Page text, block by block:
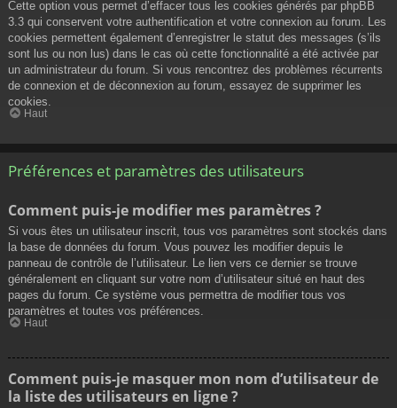
Cette option vous permet d’effacer tous les cookies générés par phpBB
3.3 qui conservent votre authentification et votre connexion au forum. Les
cookies permettent également d’enregistrer le statut des messages (s’ils
sont lus ou non lus) dans le cas où cette fonctionnalité a été activée par
un administrateur du forum. Si vous rencontrez des problèmes récurrents
de connexion et de déconnexion au forum, essayez de supprimer les
cookies.
Haut
Préférences et paramètres des utilisateurs
Comment puis-je modifier mes paramètres ?
Si vous êtes un utilisateur inscrit, tous vos paramètres sont stockés dans
la base de données du forum. Vous pouvez les modifier depuis le
panneau de contrôle de l’utilisateur. Le lien vers ce dernier se trouve
généralement en cliquant sur votre nom d’utilisateur situé en haut des
pages du forum. Ce système vous permettra de modifier tous vos
paramètres et toutes vos préférences.
Haut
Comment puis-je masquer mon nom d’utilisateur de
la liste des utilisateurs en ligne ?